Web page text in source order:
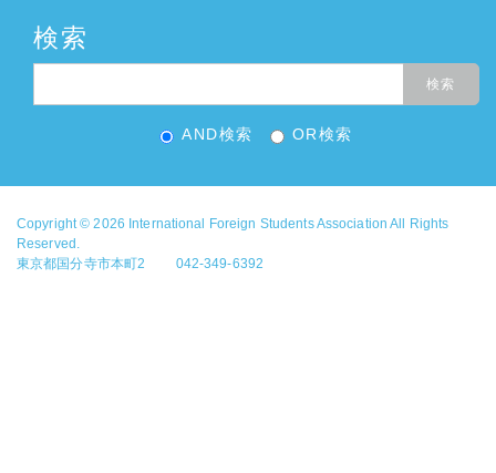
検索
AND検索 OR検索
Copyright © 2026 International Foreign Students Association All Rights
Reserved.
東京都国分寺市本町2 042-349-6392